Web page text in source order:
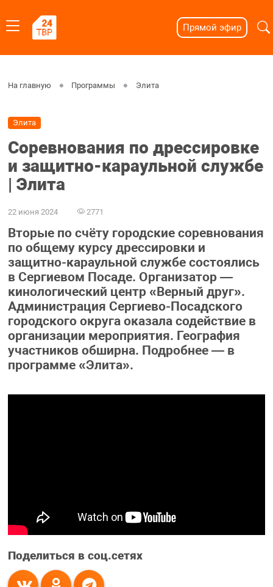
Прямой эфир
На главную Программы Элита
Элита
Соревнования по дрессировке
и защитно-караульной службе
| Элита
22 июня 2024 2771
Вторые по счёту городские соревнования
по общему курсу дрессировки и
защитно-караульной службе состоялись
в Сергиевом Посаде. Организатор —
кинологический центр «Верный друг».
Администрация Сергиево-Посадского
городского округа оказала содействие в
организации мероприятия. География
участников обширна. Подробнее — в
программе «Элита».
Поделиться в соц.сетях